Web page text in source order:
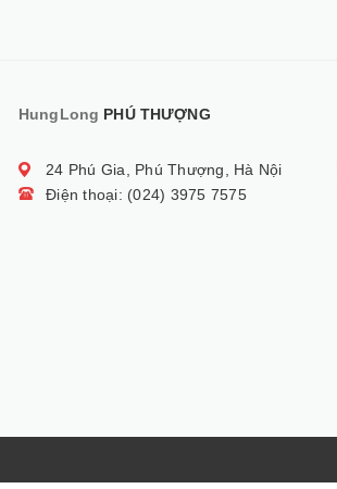
HungLong PHÚ THƯỢNG
24 Phú Gia, Phú Thượng, Hà Nội
Điện thoại: (024) 3975 7575